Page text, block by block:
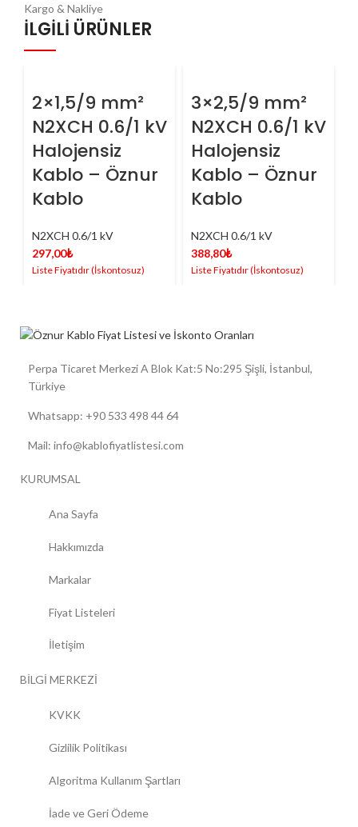
Kargo & Nakliye
İLGILI ÜRÜNLER
2×1,5/9 mm²
N2XCH 0.6/1 kV
Halojensiz
Kablo – Öznur
Kablo
N2XCH 0.6/1 kV
297,00₺
3×2,5/9 mm²
N2XCH 0.6/1 kV
Halojensiz
Kablo – Öznur
Kablo
N2XCH 0.6/1 kV
388,80₺
Perpa Ticaret Merkezi A Blok Kat:5 No:295 Şişli, İstanbul,
Türkiye
Whatsapp: +90 533 498 44 64
Mail: info@kablofiyatlistesi.com
KURUMSAL
Ana Sayfa
Hakkımızda
Markalar
Fiyat Listeleri
İletişim
BİLGİ MERKEZİ
KVKK
Gizlilik Politikası
Algoritma Kullanım Şartları
İade ve Geri Ödeme